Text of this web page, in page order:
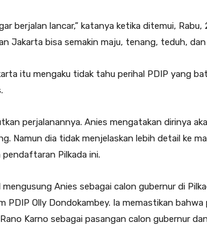
berjalan lancar,” katanya ketika ditemui,
Jakarta bisa semakin maju, tenang, teduh,
itu mengaku tidak tahu perihal PDIP yang
perjalanannya. Anies mengatakan dirinya
Namun dia tidak menjelaskan lebih detail ke
Pilkada ini.
Anies sebagai calon gubernur di
PDIP Olly Dondokambey. Ia memastikan
Karno sebagai pasangan calon gubernur